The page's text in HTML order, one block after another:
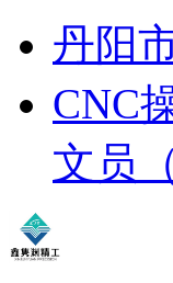
丹阳
CNC
文员